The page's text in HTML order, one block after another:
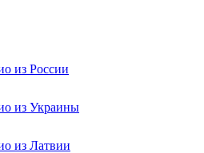
из России
из Украины
из Латвии